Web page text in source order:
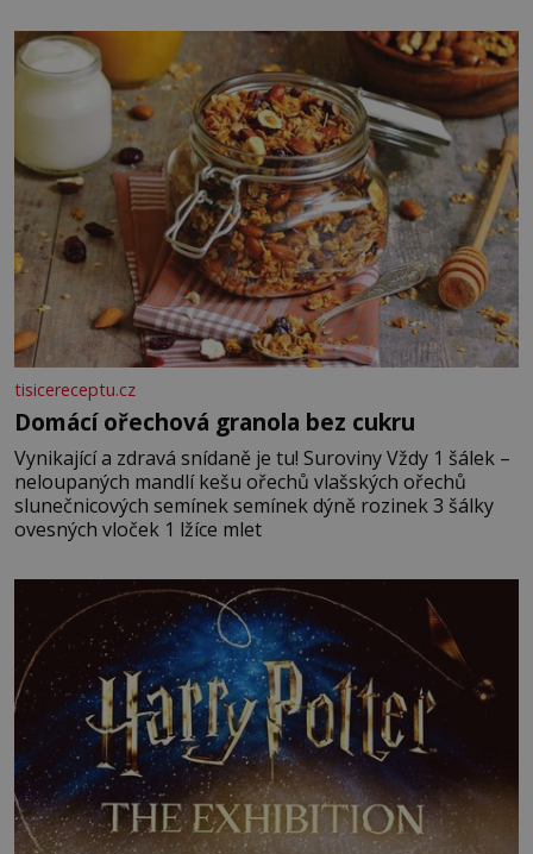
posypání Postup: Oddělte žloutky od bílků. Žloutky
vyšlehejte s cukrem do světlé pěny a postupně do nich
vmíchejte mascarpone, aby vznikl hladký
tisicereceptu.cz
Domácí ořechová granola bez cukru
Vynikající a zdravá snídaně je tu! Suroviny Vždy 1 šálek –
neloupaných mandlí kešu ořechů vlašských ořechů
slunečnicových semínek semínek dýně rozinek 3 šálky
ovesných vloček 1 lžíce mlet